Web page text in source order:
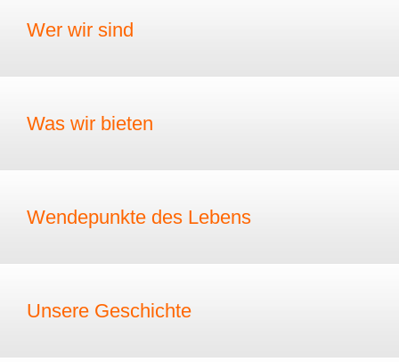
Wer wir sind
Was wir bieten
Wendepunkte des Lebens
Unsere Geschichte